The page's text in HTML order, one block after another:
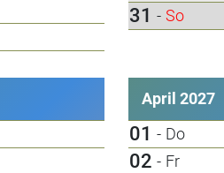
31 - So
April 2027
01 - Do
02 - Fr